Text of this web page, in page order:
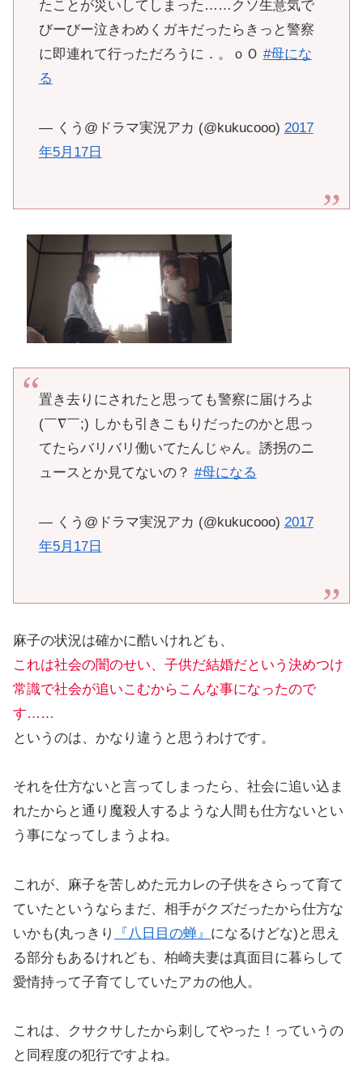
たことが災いしてしまった……クソ生意気で
びーびー泣きわめくガキだったらきっと警察
に即連れて行っただろうに．。ｏＯ #母にな
る
— くう@ドラマ実況アカ (@kukucooo) 2017
年5月17日
置き去りにされたと思っても警察に届けろよ
(￣∇￣;) しかも引きこもりだったのかと思っ
てたらバリバリ働いてたんじゃん。誘拐のニ
ュースとか見てないの？ #母になる
— くう@ドラマ実況アカ (@kukucooo) 2017
年5月17日
麻子の状況は確かに酷いけれども、
これは社会の闇のせい、子供だ結婚だという決めつけ
常識で社会が追いこむからこんな事になったので
す……
というのは、かなり違うと思うわけです。
それを仕方ないと言ってしまったら、社会に追い込ま
れたからと通り魔殺人するような人間も仕方ないとい
う事になってしまうよね。
これが、麻子を苦しめた元カレの子供をさらって育て
ていたというならまだ、相手がクズだったから仕方な
いかも(丸っきり
『八日目の蝉』 になるけどな)と思え
る部分もあるけれども、柏崎夫妻は真面目に暮らして
愛情持って子育てしていたアカの他人。
これは、クサクサしたから刺してやった！っていうの
と同程度の犯行ですよね。